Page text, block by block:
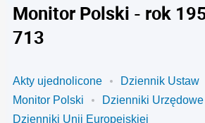
Monitor Polski - rok
713
Akty ujednolicone
Dziennik Ustaw
Monitor Polski
Dzienniki Urzędowe
Dzienniki Unii Europejskiej